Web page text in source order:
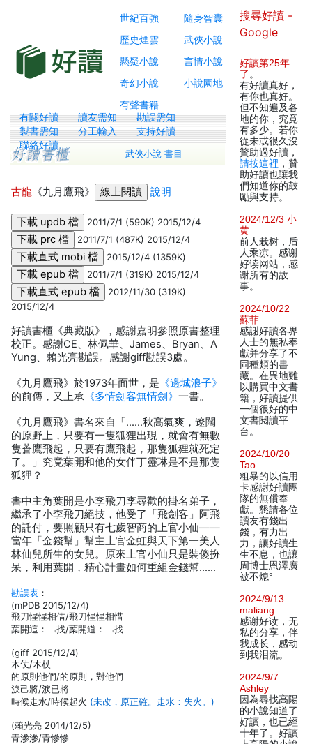
世紀百強
隨身智囊
歷史煙雲
武俠小說
懸疑小說
言情小說
奇幻小說
小說園地
有聲書籍
有關好讀 讀友需知
勘誤需知
製書需知
分工輸入
支持好讀
聯絡好讀
武俠小說 書目
古龍 《九月鷹飛》 說明
2011/7/1 (590K) 2015/12/4
2011/7/1 (487K) 2015/12/4
2015/12/4 (1359K)
2011/7/1 (319K) 2015/12/4
2012/11/30 (319K)
2015/12/4
好讀書櫃《典藏版》，感謝嘉明參照原書整理
校正。感謝CE、林佩華、James、Bryan、A
Yung、賴光亮勘誤。感謝giff勘誤3處。
《九月鷹飛》於1973年面世，是 《邊城浪子》
的前傳，又上承 《多情劍客無情劍》一書。
《九月鷹飛》書名來自「……秋高氣爽，遼闊
的原野上，只要有一隻狐狸出現，就會有無數
隻蒼鷹飛起，只要有鷹飛起，那隻狐狸就死定
了。」究竟葉開和他的女伴丁靈琳是不是那隻
狐狸？
書中主角葉開是小李飛刀李尋歡的掛名弟子，
繼承了小李飛刀絕技，他受了「飛劍客」阿飛
的託付，要照顧只有七歲智商的上官小仙——
當年「金錢幫」幫主上官金虹與天下第一美人
林仙兒所生的女兒。原來上官小仙只是裝傻扮
呆，利用葉開，精心計畫如何重組金錢幫……
勘誤表 ：
(mPDB 2015/12/4)
飛刀惺惺相借/飛刀惺惺相惜
葉開這：﹁找/葉開道：﹁找
(giff 2015/12/4)
木仗/木杖
的原則他們/的原則，對他們
淚己將/淚已將
時候走水/時候起火 (未改，原正確。走水：失火。)
(賴光亮 2014/12/5)
青滲滲/青慘慘
搜尋好讀 -
Google
好讀第25年
了 。
有好讀真好，
有你也真好。
但不知遍及各
地的你，究竟
有多少。若你
從未或很久沒
贊助過好讀，
請按這裡 ，贊
助好讀也讓我
們知道你的鼓
勵與支持。
2024/12/3 小
黄
前人栽树，后
人乘凉。感谢
好读网站，感
谢所有的故
事。
2024/10/22
蘇菲
感謝好讀各界
人士的無私奉
獻并分享了不
同種類的書
藏。在異地難
以購買中文書
籍，好讀提供
一個很好的中
文書閱讀平
台。
2024/10/20
Tao
粗暴的以信用
卡感謝好讀團
隊的無償奉
獻。懇請各位
讀友有錢出
錢，有力出
力，讓好讀生
生不息，也讓
周博士恩澤廣
被不熄°
2024/9/13
maliang
感谢好读，无
私的分享，伴
我成长，感动
到我泪流。
2024/9/7
Ashley
因為尋找高陽
的小說知道了
好讀，也已經
十年了。好讀